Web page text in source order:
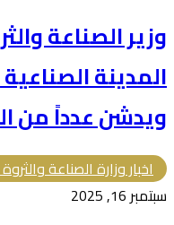
وزير الصناعة
المدينة
ويدشن عدداً من
اخبار وزارة الصناعة
سبتمبر 16, 2025